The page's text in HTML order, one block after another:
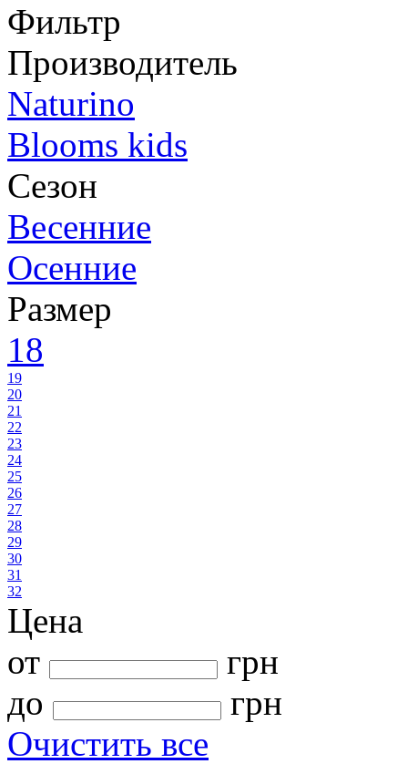
Фильтр
Производитель
Naturino
Blooms kids
Сезон
Весенние
Осенние
Размер
18
19
20
21
22
23
24
25
26
27
28
29
30
31
32
Цена
от
грн
до
грн
Очистить все